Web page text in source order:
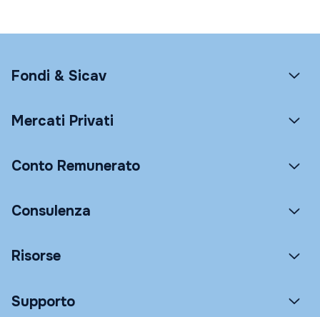
Fondi & Sicav
Mercati Privati
Conto Remunerato
Consulenza
Risorse
Supporto